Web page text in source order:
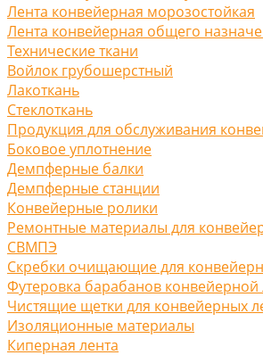
Лента конвейерная морозостойкая
Лента конвейерная общего
Технические ткани
Войлок грубошерстный
Лакоткань
Стеклоткань
Продукция для обслуживания
Боковое уплотнение
Демпферные балки
Демпферные станции
Конвейерные ролики
Ремонтные материалы для
СВМПЭ
Скребки очищающие для
Футеровка барабанов конвейерной
Чистящие щетки для конвейерных
Изоляционные материалы
Киперная лента